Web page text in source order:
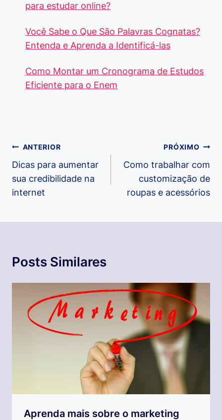
para estudar online?
Você Sabe o Que São Palavras Cognatas?
Entenda e Aprenda a Identificá-las
Como Montar um Cronograma de Estudos
Eficiente para o Enem
Navegação
de
Post
ANTERIOR
Dicas para aumentar
sua credibilidade na
internet
PRÓXIMO
Como trabalhar com
customização de
roupas e acessórios
Posts Similares
Aprenda mais sobre o marketing